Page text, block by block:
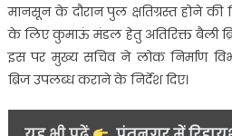
मानसून के दौरान पुल क्षतिग्रस्त होने
के लिए कुमाऊं मंडल हेतु अतिरिक्त बैली
इस पर मुख्य सचिव ने लोक निर्माण
ब्रिज उपलब्ध कराने के निर्देश दिए।